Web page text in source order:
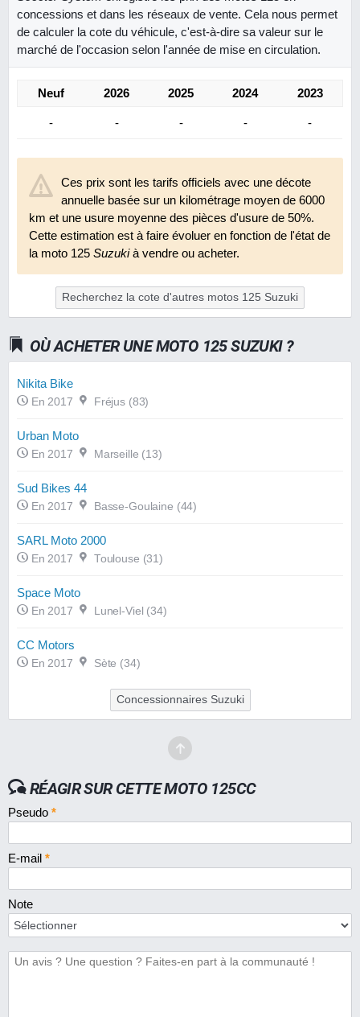
concessions et dans les réseaux de vente. Cela nous permet
de calculer la cote du véhicule, c'est-à-dire sa valeur sur le
marché de l'occasion selon l'année de mise en circulation.
Neuf 2026 2025 2024 2023
- - - - -
Ces prix sont les tarifs officiels avec une décote
annuelle basée sur un kilométrage moyen de 6000
km et une usure moyenne des pièces d'usure de 50%.
Cette estimation est à faire évoluer en fonction de l'état de
la moto 125 Suzukià vendre ou acheter.
Recherchez la cote d'autres motos 125 Suzuki
OÙ ACHETER UNE MOTO 125 SUZUKI ?
Nikita Bike
En 2017 Fréjus (83)
Urban Moto
En 2017 Marseille (13)
Sud Bikes 44
En 2017 Basse-Goulaine (44)
SARL Moto 2000
En 2017 Toulouse (31)
Space Moto
En 2017 Lunel-Viel (34)
CC Motors
En 2017 Sète (34)
Concessionnaires Suzuki
RÉAGIR SUR CETTE MOTO 125CC
Pseudo *
E-mail *
Note